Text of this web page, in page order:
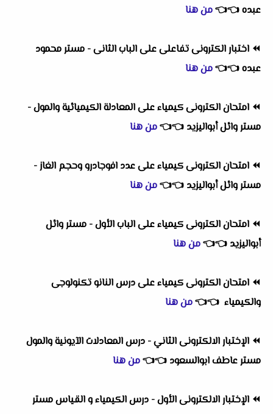
عبده👈
👈من هنا
⏪ اختبار الكترونى تفاعلى على الباب الثانى - مستر محمود
عبده👈
👈من هنا
⏪ امتحان الكترونى كيمياء على المعادلة الكيميائية والمول -
مستر وائل أبواليزيد 👈
👈من هنا
⏪ امتحان الكترونى كيمياء على عدد افوجادرو وحجم الغاز -
مستر وائل أبواليزيد 👈
👈من هنا
⏪ امتحان الكترونى كيمياء على الباب الأول - مستر وائل
أبواليزيد 👈
👈من هنا
⏪ امتحان الكترونى كيمياء على درس النانو تكنولوجى
والكيمياء 👈
👈من هنا
⏪ الإختبار الالكترونى الثاني - درس المعادلات الآيونية والمول
مستر عاطف ابوالسعود 👈
👈من هنا
⏪ الإختبار الالكترونى الأول - درس الكيمياء و القياس مستر